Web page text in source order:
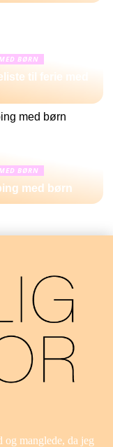
BØRN
til ferie med
BØRN
med børn
og manglede, da jeg